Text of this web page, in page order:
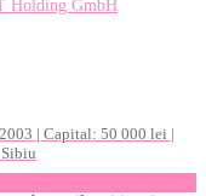
Holding GmbH
| Capital: 50 000 lei |